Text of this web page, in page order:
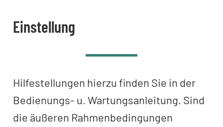
Einstellung
Hilfestellungen hierzu finden Sie in der
Bedienungs- u. Wartungsanleitung. Sind
die äußeren Rahmenbedingungen